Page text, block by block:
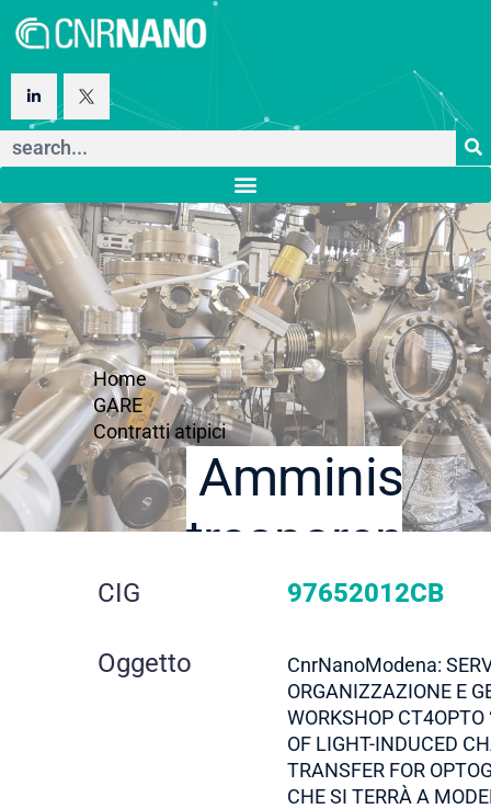
Home
GARE
Contratti atipici
trasparente
dettaglio
gara
CIG 97652012CB
Oggetto
CnrNanoModena:
ORGANIZZAZIONE E
WORKSHOP CT4OPTO
OF LIGHT-INDUCED
TRANSFER FOR
CHE SI TERRÀ A